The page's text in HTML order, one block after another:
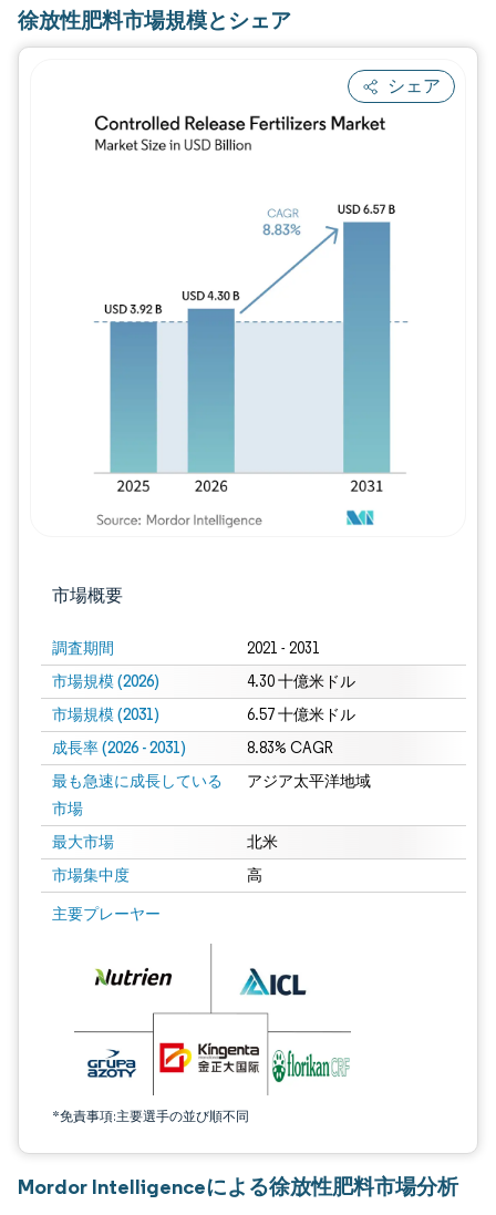
徐放性肥料市場規模とシェア
シェア
市場概要
調査期間 2021 - 2031
市場規模 (2026) 4.30 十億米ドル
市場規模 (2031) 6.57 十億米ドル
成長率 (2026 - 2031) 8.83% CAGR
最も急速に成長している
市場
アジア太平洋地域
最大市場 北米
市場集中度 高
主要プレーヤー
*免責事項:主要選手の並び順不同
画像 © Mordor Intelligence。再利用にはCC BY 4.0の表示が必要です。
Mordor Intelligenceによる徐放性肥料市場分析